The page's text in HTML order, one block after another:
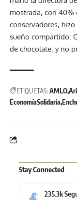
mostrada, con 40%
conservadores,
sueño compartido:
de chocolate, y no
ETIQUETAS: AMLO
EconomíaSolidaria
Stay Connected
235.3k